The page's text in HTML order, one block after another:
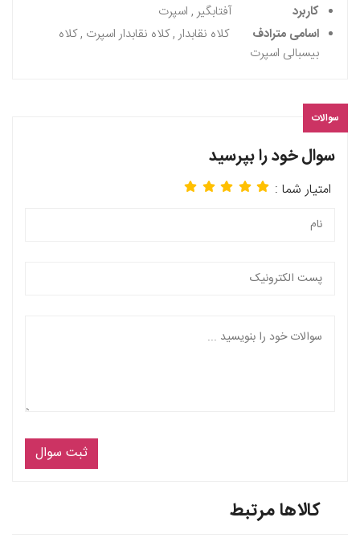
کاربرد
آفتابگیر , اسپرت
اسامی مترادف
کلاه نقابدار , کلاه نقابدار اسپرت , کلاه
بیسبالی اسپرت
سوالات
سوال خود را بپرسید
امتیار شما :
ثبت سوال
کالاها مرتبط